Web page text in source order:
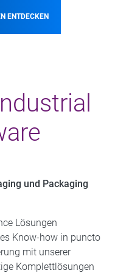
ENTDECKEN
und Packaging
Lösungen
Know-how in puncto
mit unserer
Komplettlösungen